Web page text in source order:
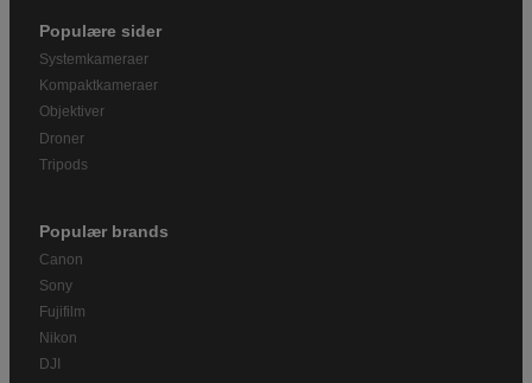
Populære sider
Systemkameraer
Kompaktkameraer
Objektiver
Droner
Tripods
Populær brands
Canon
Sony
Fujifilm
Nikon
DJI